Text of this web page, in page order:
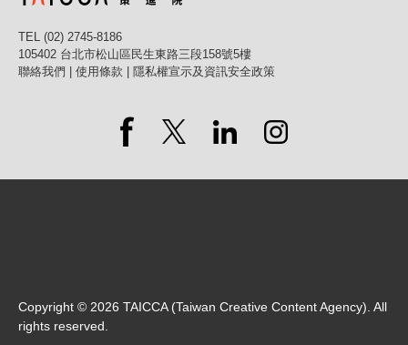
TEL (02) 2745-8186
105402 台北市松山區民生東路三段158號5樓
聯絡我們
使用條款 隱私權宣示及資訊安全政策
Copyright © 2026 TAICCA (Taiwan Creative Content Agency). All
rights reserved.